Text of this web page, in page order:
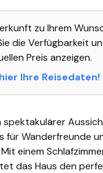
zu Ihrem
die Verfügbarkeit
Preis anzeigen.
Ihre Reisedaten!
spektakulärer
für Wanderfreunde
einem
das Haus den